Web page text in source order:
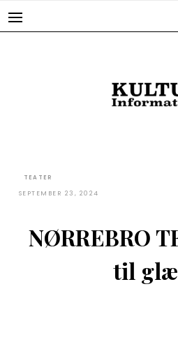
TEATER
SEPTEMBER 23, 2024
NØRREBRO
til